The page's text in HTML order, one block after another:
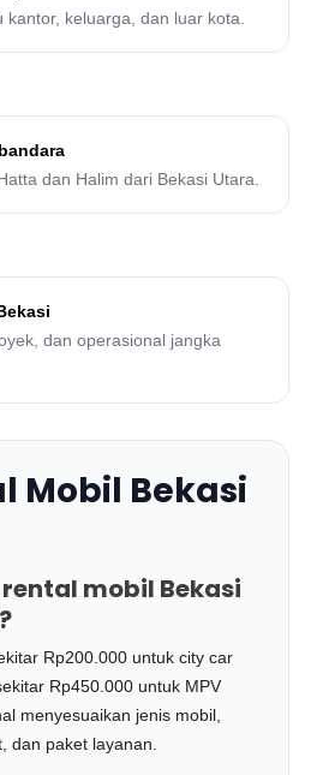
keluarga, dan luar kota.
dan Halim dari Bekasi Utara.
dan operasional jangka
Mobil Bekasi
mobil Bekasi
Rp200.000 untuk city car
Rp450.000 untuk MPV
menyesuaikan jenis mobil,
dan paket layanan.